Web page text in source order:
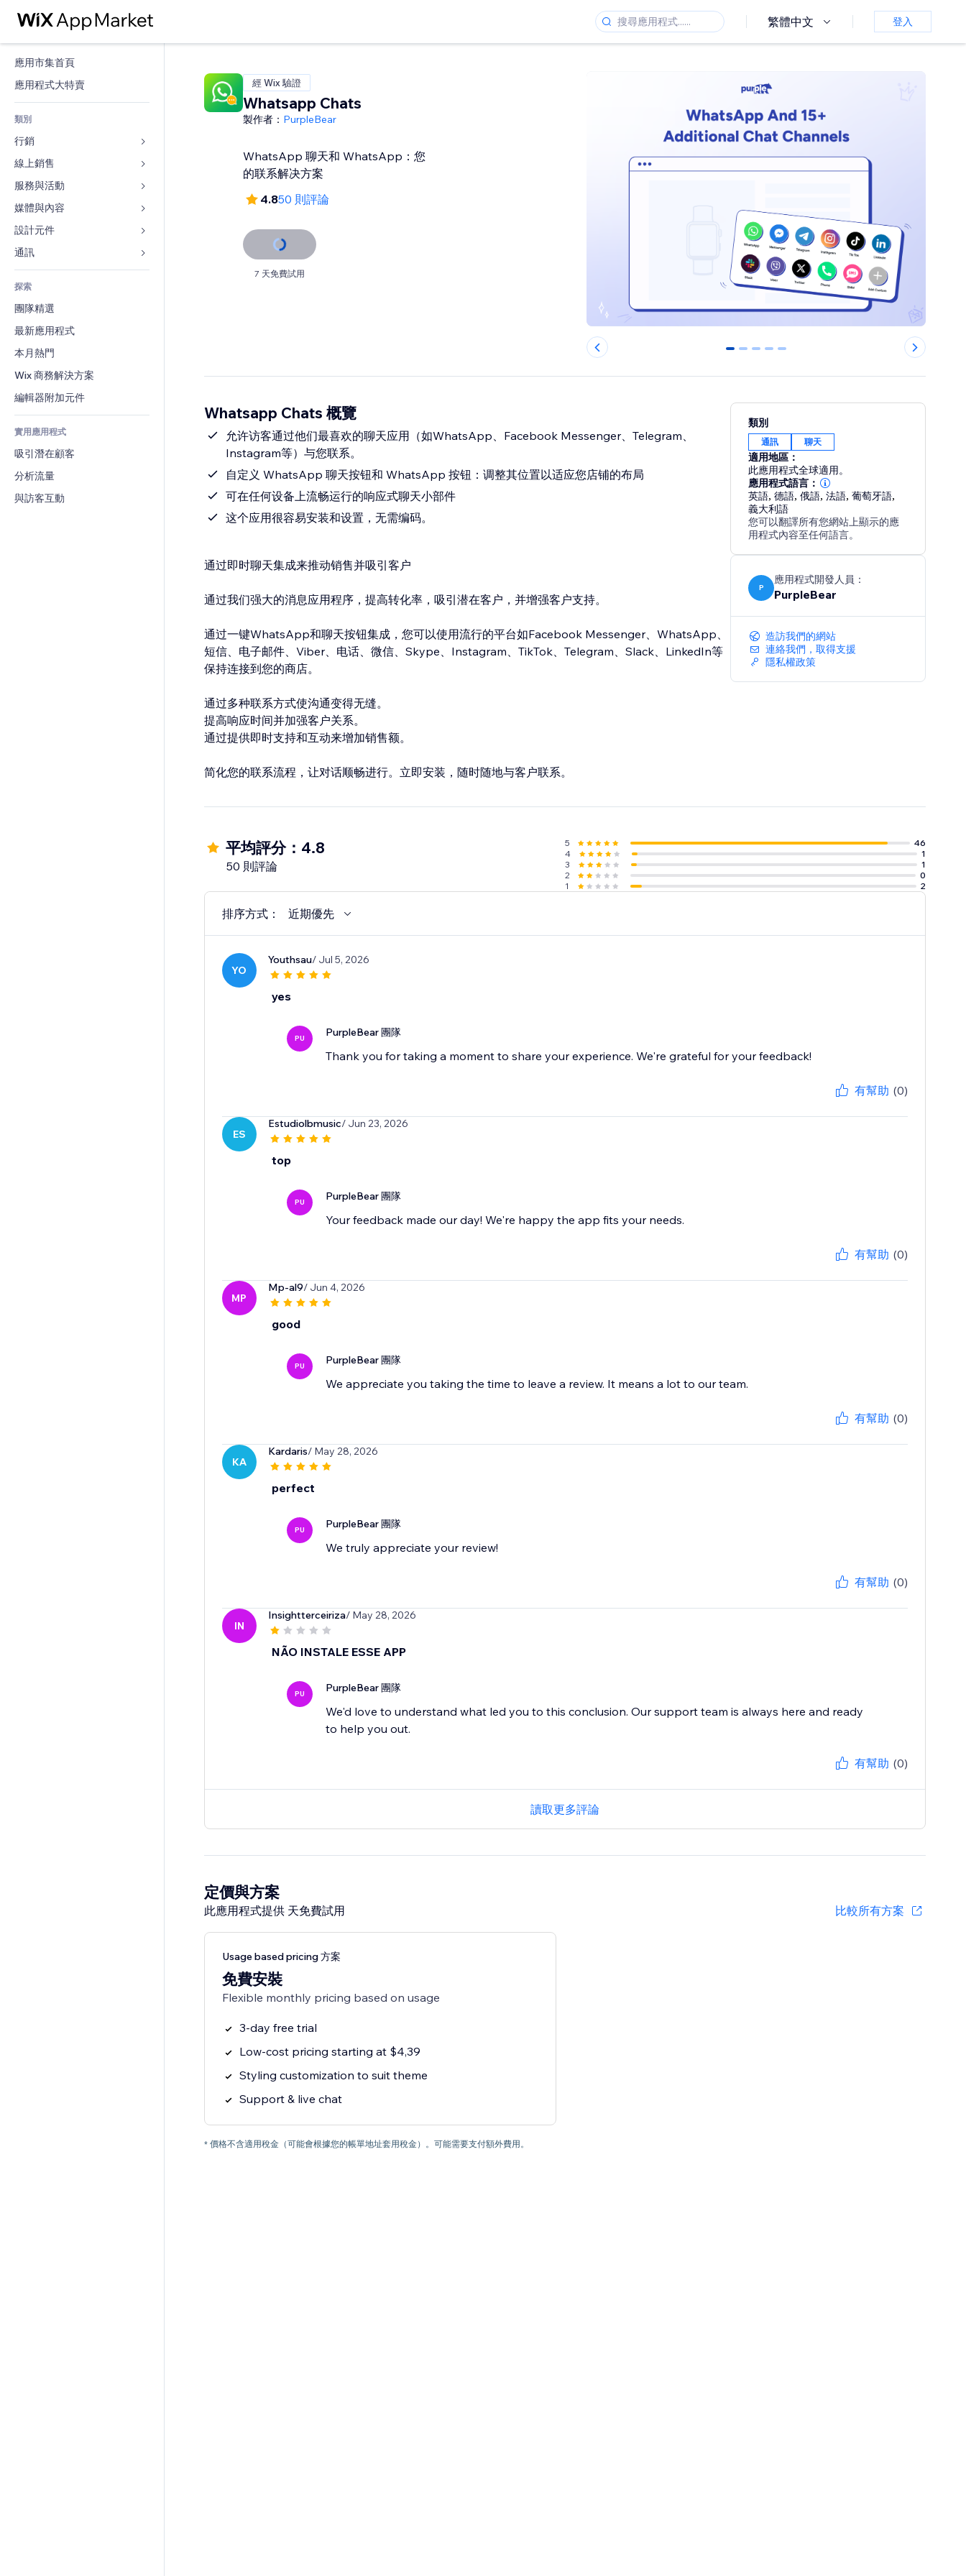
繁體中文 登入
應用市集首頁
應用程式大特賣
類別
行銷
廣告
行動裝置
分析
社交
發佈網站
電子郵件
轉換率
線上銷售
商店應用程式
出貨與送貨
付款按鈕
網路課程
會計
優惠券與酬賓計劃
倉儲解決方案
廠商直送
食品及飲料
服務與活動
旅館
活動
餐廳
不動產
預訂
媒體與內容
圖庫
音樂
Podcast
相片
影片
PDF
檔案分享
新聞
內容服務
設計元件
地圖與導航
隱私與安全性
時鐘
網頁範本
圖片效果
按鈕與選單
橫幅與徽章
計算機
搜尋
天氣
圖表與表格
表單
部落格
投票
聊天
留言
電話
社群
評價與推薦
CRM
探索
團隊精選
最新應用程式
本月熱門
Wix 商務解決方案
編輯器附加元件
實用應用程式
吸引潛在顧客
分析流量
與訪客互動
經 Wix 驗證
Whatsapp Chats
製作者： PurpleBear
WhatsApp 聊天和 WhatsApp：您
的联系解决方案
4.850 則評論
7 天免費試用
0 1 2 3 4
Whatsapp Chats 概覽
允许访客通过他们最喜欢的聊天应用（如WhatsApp、Facebook Messenger、Telegram、
Instagram等）与您联系。
自定义 WhatsApp 聊天按钮和 WhatsApp 按钮：调整其位置以适应您店铺的布局
可在任何设备上流畅运行的响应式聊天小部件
这个应用很容易安装和设置，无需编码。
通过即时聊天集成来推动销售并吸引客户
通过我们强大的消息应用程序，提高转化率，吸引潜在客户，并增强客户支持。
通过一键WhatsApp和聊天按钮集成，您可以使用流行的平台如Facebook Messenger、WhatsApp、
短信、电子邮件、Viber、电话、微信、Skype、Instagram、TikTok、Telegram、Slack、LinkedIn等
保持连接到您的商店。
通过多种联系方式使沟通变得无缝。
提高响应时间并加强客户关系。
通过提供即时支持和互动来增加销售额。
简化您的联系流程，让对话顺畅进行。立即安装，随时随地与客户联系。
類別
通訊 聊天
適用地區：
此應用程式全球適用。
應用程式語言：
英語,德語,俄語,法語,葡萄牙語,
義大利語
您可以翻譯所有您網站上顯示的應
用程式內容至任何語言。
P
應用程式開發人員：
PurpleBear
造訪我們的網站
連絡我們，取得支援
隱私權政策
平均評分：4.8
50 則評論
5
46
4
1
3
1
2
0
1
2
排序方式： 近期優先
YO
Youthsau/ Jul 5, 2026
yes
PU PurpleBear 團隊
Thank you for taking a moment to share your experience. We're grateful for your feedback!
有幫助 (0)
ES
Estudiolbmusic/ Jun 23, 2026
top
PU PurpleBear 團隊
Your feedback made our day! We're happy the app fits your needs.
有幫助 (0)
MP
Mp-al9/ Jun 4, 2026
good
PU PurpleBear 團隊
We appreciate you taking the time to leave a review. It means a lot to our team.
有幫助 (0)
KA
Kardaris/ May 28, 2026
perfect
PU PurpleBear 團隊
We truly appreciate your review!
有幫助 (0)
IN
Insightterceiriza/ May 28, 2026
NÃO INSTALE ESSE APP
PU PurpleBear 團隊
We'd love to understand what led you to this conclusion. Our support team is always here and ready
to help you out.
有幫助 (0)
讀取更多評論
定價與方案
此應用程式提供 天免費試用 比較所有方案
Usage based pricing 方案
免費安裝
Flexible monthly pricing based on usage
3-day free trial
Low-cost pricing starting at $4,39
Styling customization to suit theme
Support & live chat
* 價格不含適用稅金（可能會根據您的帳單地址套用稅金）。可能需要支付額外費用。